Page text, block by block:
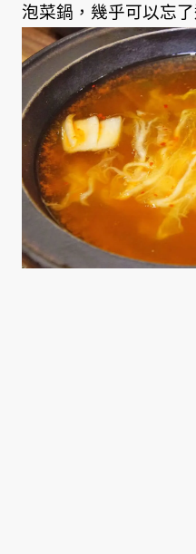
泡菜鍋，幾乎可以忘